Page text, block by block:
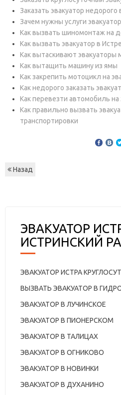
Заказать эвакуатор
Зачем нужны услуги
Как вызвать шиномонтаж на
Как вызвать эвакуатор в
Как вытаскивают эвакуаторы
Как вытащить машину из ямы
Как закрепить мотоцикл на
Как недорого заказать
Как перевезти автомобиль на
Как правильно вызвать
транспортировки
Назад
ЭВАКУАТОР
ИСТРИНСКИЙ
ЭВАКУАТОР ИСТРА
ВЫЗВАТЬ ЭВАКУАТОР В
ЭВАКУАТОР В ЛУЧИНСКОЕ
ЭВАКУАТОР В ПИОНЕРСКОМ
ЭВАКУАТОР В ТАЛИЦАХ
ЭВАКУАТОР В ОГНИКОВО
ЭВАКУАТОР В НОВИНКИ
ЭВАКУАТОР В ДУХАНИНО